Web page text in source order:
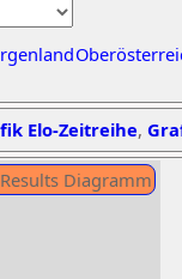
Elo-Zeitreihe,